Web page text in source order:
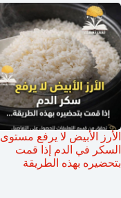
الأرز الأبيض لا يرفع مستوى
السكر في الدم إذا قمت
بتحضيره بهذه الطريقة